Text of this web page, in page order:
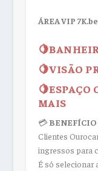
ÁREA VIP
🍋VISÃO
🍋ESPAÇO
MAIS
💳 BENEFÍCIO
Clientes
ingressos para
É só selecionar